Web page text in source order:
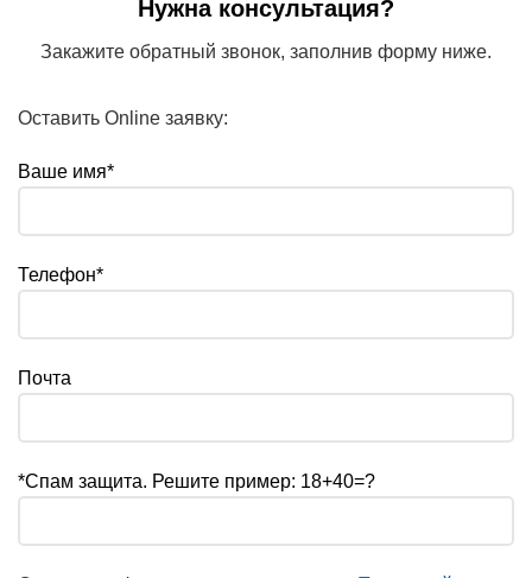
Нужна консультация?
Закажите обратный звонок, заполнив форму ниже.
Оставить Online заявку:
Ваше имя*
Телефон*
Почта
*Спам защита. Решите пример: 18+40=?